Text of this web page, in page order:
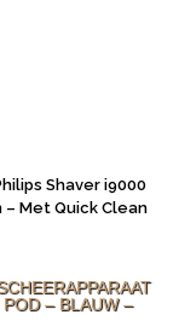
Shaver i9000
Met Quick Clean
– BLAUW –